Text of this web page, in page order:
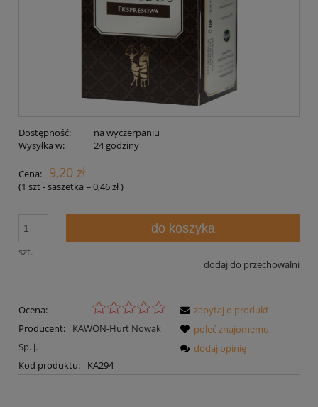
Dostępność:
na wyczerpaniu
Wysyłka w:
24 godziny
Cena: 9,20 zł
(1 szt - saszetka =0,46 zł)
szt.
do koszyka
dodaj do przechowalni
Ocena:
Producent:
KAWON-Hurt Nowak
Sp. j.
Kod produktu:
KA294
zapytaj o produkt
poleć znajomemu
dodaj opinię